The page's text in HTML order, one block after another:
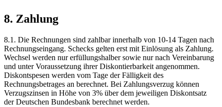
8. Zahlung
8.1. Die Rechnungen sind zahlbar innerhalb von 10-14 Tagen nach
Rechnungseingang. Schecks gelten erst mit Einlösung als Zahlung.
Wechsel werden nur erfüllungshalber sowie nur nach Vereinbarung
und unter Voraussetzung ihrer Diskontierbarkeit angenommen.
Diskontspesen werden vom Tage der Fälligkeit des
Rechnungsbetrages an berechnet. Bei Zahlungsverzug können
Verzugszinsen in Höhe von 3% über dem jeweiligen Diskontsatz
der Deutschen Bundesbank berechnet werden.